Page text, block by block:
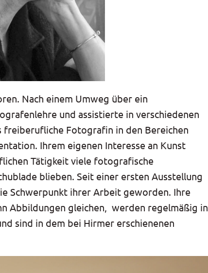
Nach einem Umweg über ein
und assistierte in verschiedenen
Fotografin in den Bereichen
Ihrem eigenen Interesse an Kunst
Tätigkeit viele fotografische
blieben. Seit einer ersten Ausstellung
Schwerpunkt ihrer Arbeit geworden. Ihre
Abbildungen gleichen, werden regelmäßig in
sind in dem bei Hirmer erschienenen